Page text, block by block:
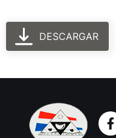
DESCARGAR